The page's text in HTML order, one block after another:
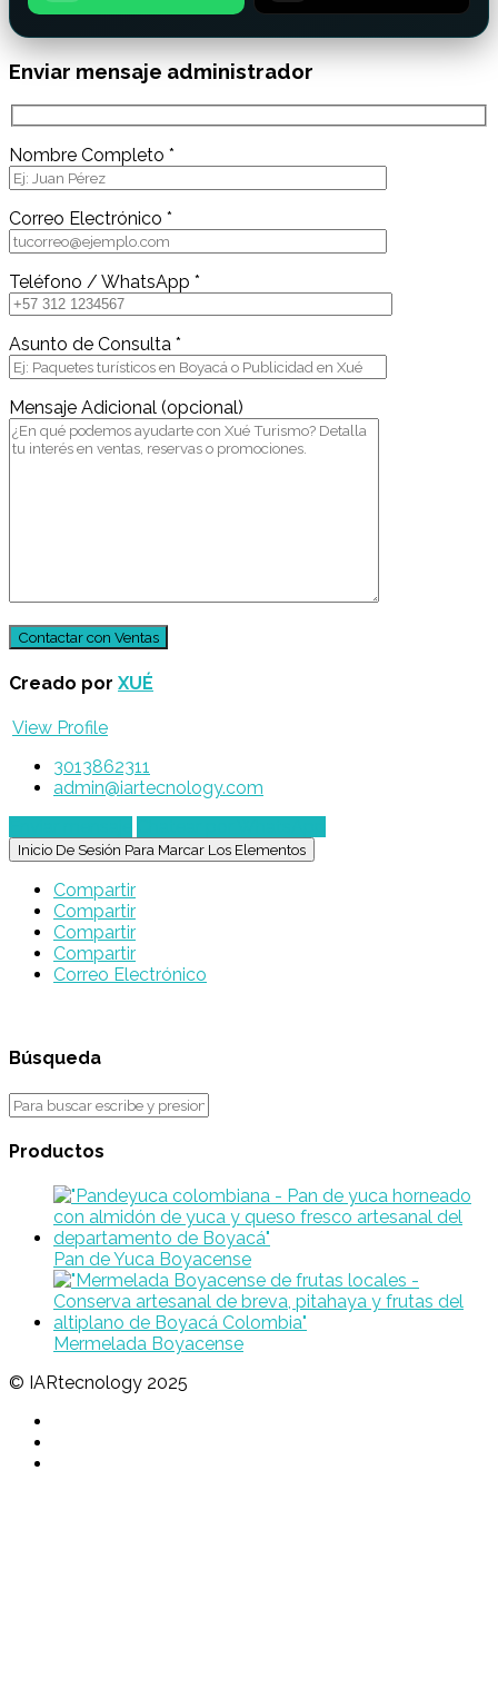
Enviar mensaje administrador
Nombre Completo *
Correo Electrónico *
Teléfono / WhatsApp *
Asunto de Consulta *
Mensaje Adicional (opcional)
Creado por XUÉ
View Profile
3013862311
admin@iartecnology.com
Inicio De Sesión Para Marcar Los Elementos
Compartir
Compartir
Compartir
Compartir
Correo Electrónico
Búsqueda
Productos
Pan de Yuca Boyacense
Mermelada Boyacense
© IARtecnology 2025